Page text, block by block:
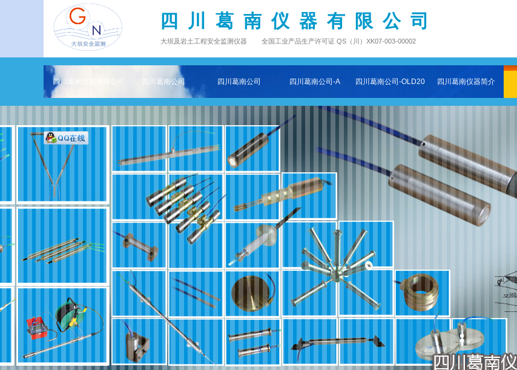
四 川 葛 南 仪 器 有 限 公 司
大坝及岩土工程安全监测仪器 全国工业产品生产许可证 QS（川）XK07-003-00002
四川葛南仪器有限公司——专注大坝及岩土工程安全监测仪器主页
四川葛南公司 四川葛南公司 四川葛南公司-A 四川葛南公司-OLD202511-2四川葛南仪器简介